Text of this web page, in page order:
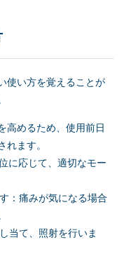
使い方を覚えることが
高めるため、使用前日
ます。
に応じて、適切なモー
：痛みが気になる場合
当て、照射を行いま